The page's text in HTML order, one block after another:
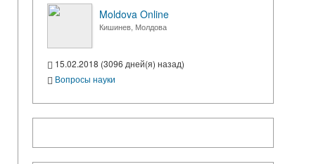
Moldova Online
Кишинев, Молдова
15.02.2018 (3096 дней(я) назад)
Вопросы науки